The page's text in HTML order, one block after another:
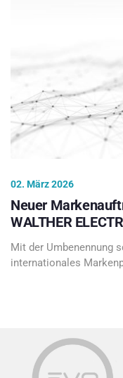
02. März 2026
Neuer
WALTHER
Mit der Umbenennung
internationales